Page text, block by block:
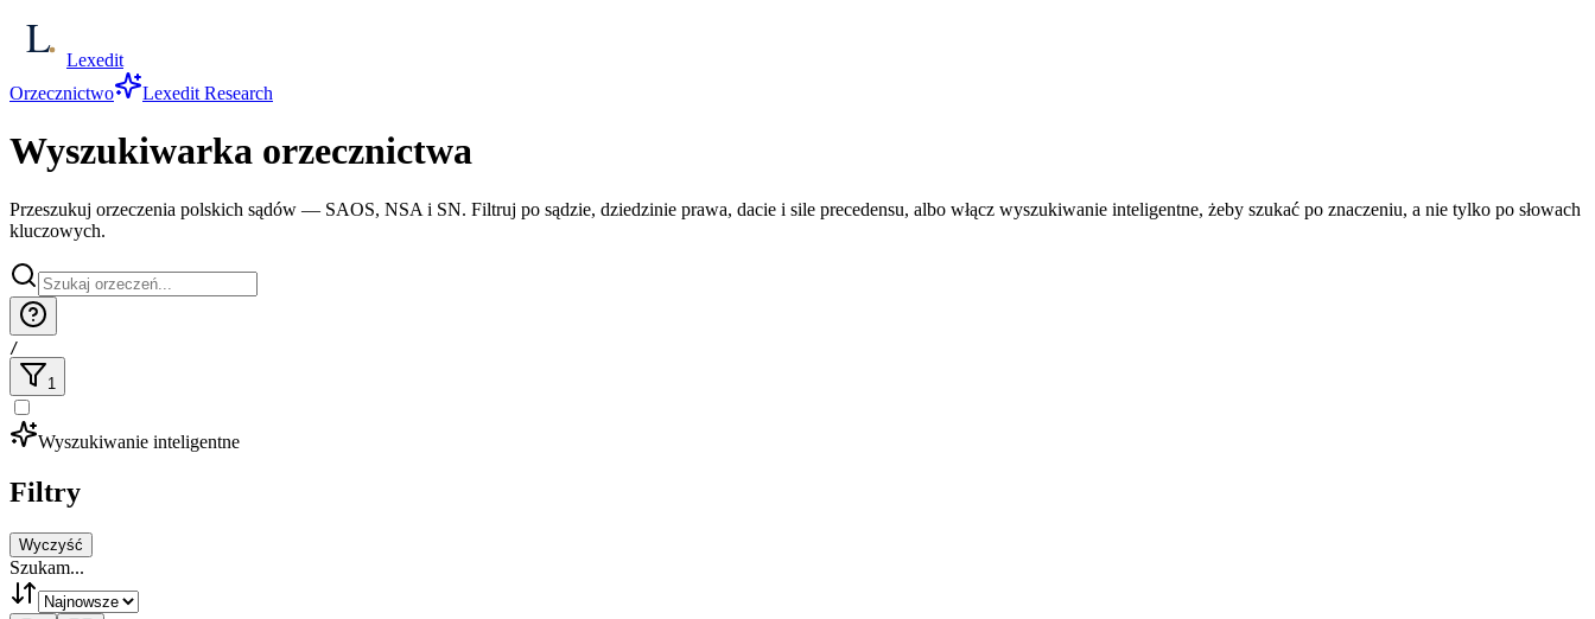
Lexedit
Orzecznictwo
Lexedit Research
Wyszukiwarka orzecznictwa
Przeszukuj orzeczenia polskich sądów — SAOS, NSA i SN. Filtruj po sądzie, dziedzinie prawa, dacie i sile precedensu, albo włącz wyszukiwanie inteligentne, żeby szukać po znaczeniu, a nie tylko po słowach
kluczowych.
/
1
Wyszukiwanie inteligentne
Filtry
Wyczyść
Szukam...